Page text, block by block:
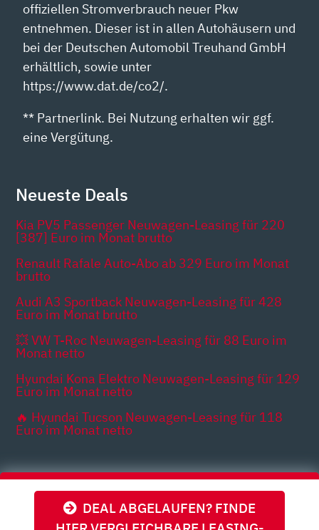
DEAL ABGELAUFEN? FINDE
offiziellen Stromverbrauch neuer Pkw
entnehmen. Dieser ist in allen Autohäusern und
bei der Deutschen Automobil Treuhand GmbH
erhältlich, sowie unter
https://www.dat.de/co2/.
** Partnerlink. Bei Nutzung erhalten wir ggf.
eine Vergütung.
Neueste Deals
Kia PV5 Passenger Neuwagen-Leasing für 220
[387] Euro im Monat brutto
Renault Rafale Auto-Abo ab 329 Euro im Monat
brutto
Audi A3 Sportback Neuwagen-Leasing für 428
Euro im Monat brutto
💥 VW T-Roc Neuwagen-Leasing für 88 Euro im
Monat netto
Hyundai Kona Elektro Neuwagen-Leasing für 129
Euro im Monat netto
🔥 Hyundai Tucson Neuwagen-Leasing für 118
Euro im Monat netto